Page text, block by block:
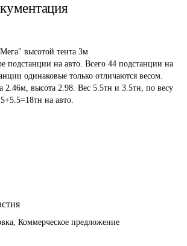
высотой тента 3м
подстанции на авто. Всего 44 подстанции на
одинаковые только отличаются весом.
высота 2.98. Вес 5.5тн и 3.5тн, по весу
на авто.
Коммерческое предложение